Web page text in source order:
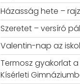
Házasság hete –
Szeretet – versíró
Valentin-nap az
Termosz gyakorlat a
Kísérleti